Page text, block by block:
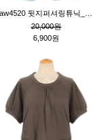
20,000원
6,900원